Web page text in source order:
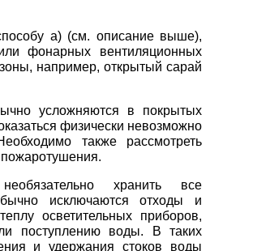
а) (см. описание выше),
фонарных вентиляционных
например, открытый сарай
усложняются в покрытых
физически невозможно
также рассмотреть
пожаротушения.
хранить все
исключаются отходы и
осветительных приборов,
поступлению воды. В таких
и удержания стоков воды